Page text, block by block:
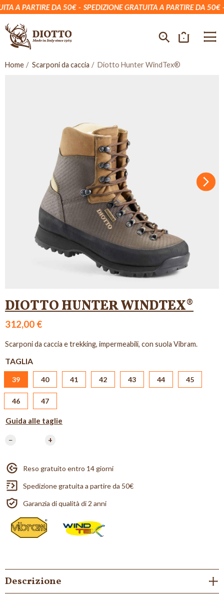
A PARTIRE DA 50€ SPEDIZIONE GRATUITA A PARTIRE DA 50€
Home Scarponi da caccia Diotto Hunter WindTex®
DIOTTO HUNTER WINDTEX®
312,00 €
Scarponi da caccia e trekking, impermeabili, con suola Vibram.
TAGLIA
39 40 41 42 43 44 45
46 47
Guida alle taglie
− +
Reso gratuito entro 14 giorni
Spedizione gratuita a partire da 50€
Garanzia di qualità di 2 anni
Descrizione